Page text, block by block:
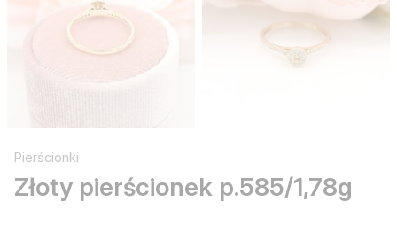
Pierścionki
Złoty pierścionek p.585/1,78g